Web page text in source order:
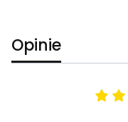
Opinie